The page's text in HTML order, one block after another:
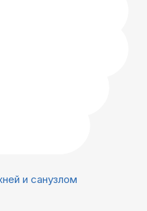
и санузлом